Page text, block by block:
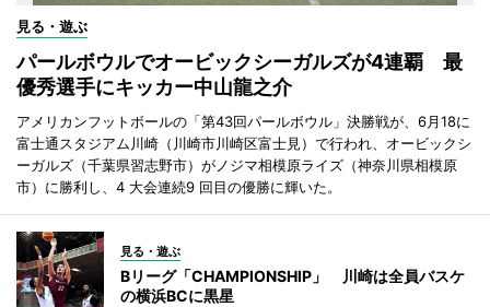
見る・遊ぶ
パールボウルでオービックシーガルズが4連覇 最
優秀選手にキッカー中山龍之介
アメリカンフットボールの「第43回パールボウル」決勝戦が、6月18に
富士通スタジアム川崎（川崎市川崎区富士見）で行われ、オービックシ
ーガルズ（千葉県習志野市）がノジマ相模原ライズ（神奈川県相模原
市）に勝利し、4 大会連続9 回目の優勝に輝いた。
見る・遊ぶ
Bリーグ「CHAMPIONSHIP」 川崎は全員バスケ
の横浜BCに黒星